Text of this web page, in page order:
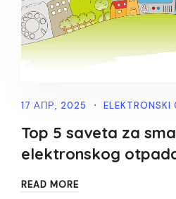
17 АПР, 2025 ELEKTRONSKI
Top 5 saveta za
elektronskog
READ MORE